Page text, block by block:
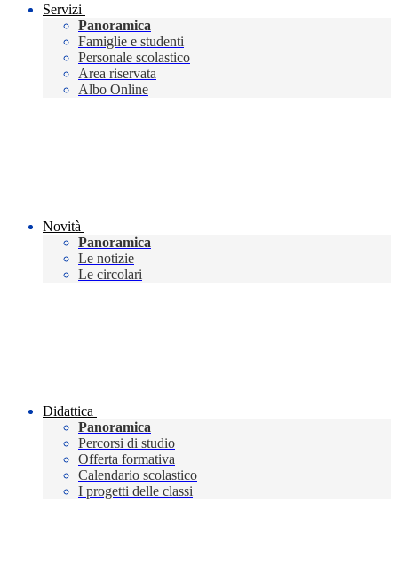
Servizi
Panoramica
Famiglie e studenti
Personale scolastico
Area riservata
Albo Online
Novità
Panoramica
Le notizie
Le circolari
Didattica
Panoramica
Percorsi di studio
Offerta formativa
Calendario scolastico
I progetti delle classi